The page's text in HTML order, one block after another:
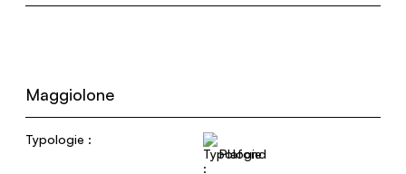
Maggiolone
Typologie :
Plafond